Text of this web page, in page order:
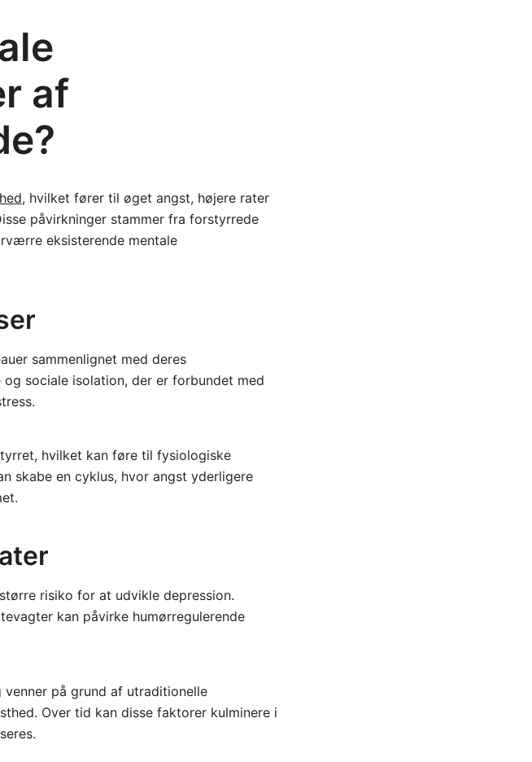
af
, hvilket fører til øget angst, højere rater
påvirkninger stammer fra forstyrrede
eksisterende mentale
sammenlignet med deres
sociale isolation, der er forbundet med
hvilket kan føre til fysiologiske
skabe en cyklus, hvor angst yderligere
risiko for at udvikle depression.
kan påvirke humørregulerende
på grund af utraditionelle
Over tid kan disse faktorer kulminere i